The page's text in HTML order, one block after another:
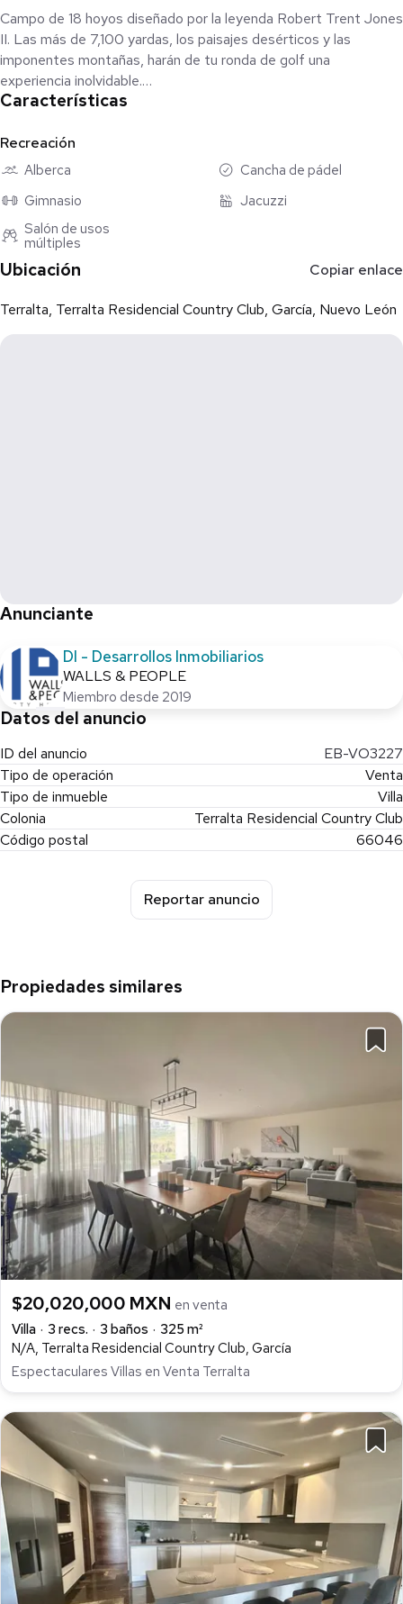
Campo de 18 hoyos diseñado por la leyenda Robert Trent Jones
II. Las más de 7,100 yardas, los paisajes desérticos y las
imponentes montañas, harán de tu ronda de golf una
experiencia inolvidable.
orientación y con hermosas vistas panorámicas.
* AMENIDADES:
- Gimnasio
- Albercas
- Tennis
Características
Recreación
Alberca
Cancha de pádel
Gimnasio
Jacuzzi
Salón de usos
múltiples
Ubicación Copiar enlace
Terralta, Terralta Residencial Country Club, García, Nuevo León
Anunciante
DI - Desarrollos Inmobiliarios
WALLS & PEOPLE
Miembro desde 2019
Datos del anuncio
ID del anuncio
EB-VO3227
Tipo de operación
Venta
Tipo de inmueble
Villa
Colonia
Terralta Residencial Country Club
Código postal
66046
Reportar anuncio
Propiedades similares
$20,020,000 MXN en venta
Villa
3 recs. 3 baños
325 m²
N/A, Terralta Residencial Country Club, García
Espectaculares Villas en Venta Terralta